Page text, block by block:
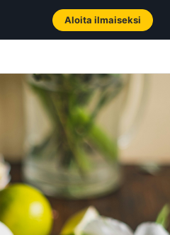
Aloita ilmaiseksi